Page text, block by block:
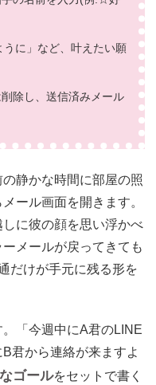
に」など、叶えたい願
除し、送信済みメール
静かな時間に部屋の照
ール画面を開きます。
に彼の顔を思い浮かべ
メールが戻ってきても
だけが手元に残る形を
「今週中にA君のLINE
君から連絡が来ますよ
ゴールをセットで書く